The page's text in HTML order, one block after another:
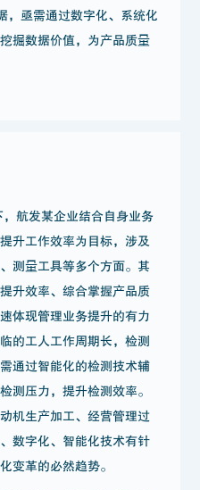
，亟需通过数字化、系统化
掘数据价值，为产品质量
航发某企业结合自身业务
升工作效率为目标，涉及
测量工具等多个方面。其
升效率、综合掌握产品质
体现管理业务提升的有力
的工人工作周期长，检测
通过智能化的检测技术辅
测压力，提升检测效率。
机生产加工、经营管理过
数字化、智能化技术有针
变革的必然趋势。